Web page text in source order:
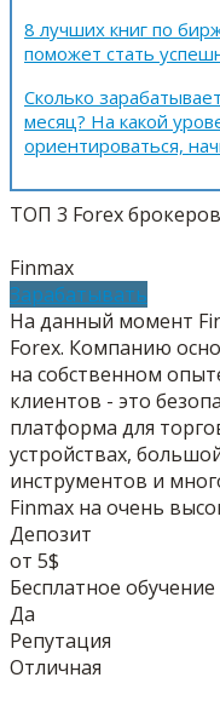
8 лучших книг по
поможет стать
Сколько
месяц? На какой
ориентироваться,
ТОП 3 Forex
Finmax
Зарабатывать
На данный момент
Forex. Компанию
на собственном
клиентов - это
платформа для
устройствах,
инструментов и
Finmax на очень
Депозит
от 5$
Бесплатное обучение
Да
Репутация
Отличная